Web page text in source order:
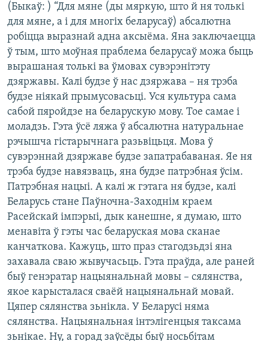
(Быкаў: ) “Для мяне (ды мяркую, што й ня толькі
для мяне, а і для многіх беларусаў) абсалютна
робіцца выразнай адна аксыёма. Яна заключаецца
ў тым, што моўная праблема беларусаў можа быць
вырашаная толькі ва ўмовах сувэрэнітэту
дзяржавы. Калі будзе ў нас дзяржава – ня трэба
будзе ніякай прымусовасьці. Уся культура сама
сабой пяройдзе на беларускую мову. Тое самае і
моладзь. Гэта ўсё ляжа ў абсалютна натуральнае
рэчышча гістарычнага разьвіцьця. Мова ў
сувэрэннай дзяржаве будзе запатрабаваная. Яе ня
трэба будзе навязваць, яна будзе патрэбная ўсім.
Патрэбная нацыі. А калі ж гэтага ня будзе, калі
Беларусь стане Паўночна-Заходнім краем
Расейскай імпэрыі, дык канешне, я думаю, што
менавіта ў гэты час беларуская мова сканае
канчаткова. Кажуць, што праз стагодзьдзі яна
захавала сваю жывучасьць. Гэта праўда, але раней
быў генэратар нацыянальнай мовы – сялянства,
якое карысталася сваёй нацыянальнай мовай.
Цяпер сялянства зьнікла. У Беларусі няма
сялянства. Нацыянальная інтэлігенцыя таксама
зьнікае. Ну, а горад заўсёды быў носьбітам